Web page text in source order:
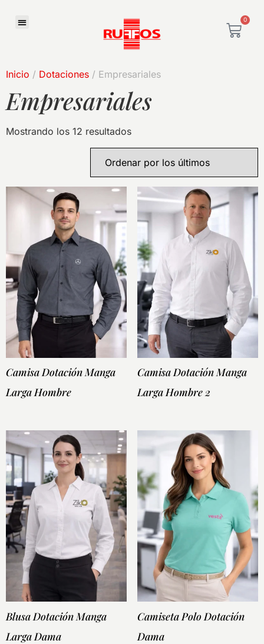
0
Inicio / Dotaciones / Empresariales
Empresariales
Mostrando los 12 resultados
Camisa Dotación Manga
Larga Hombre
Camisa Dotación Manga
Larga Hombre 2
Blusa Dotación Manga
Larga Dama
Camiseta Polo Dotación
Dama